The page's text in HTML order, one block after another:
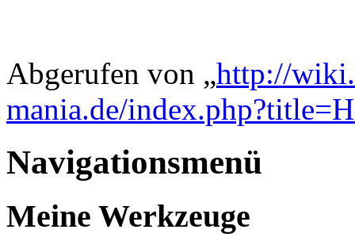
Abgerufen von „http://
mania.de/
Navigationsmenü
Meine Werkzeuge